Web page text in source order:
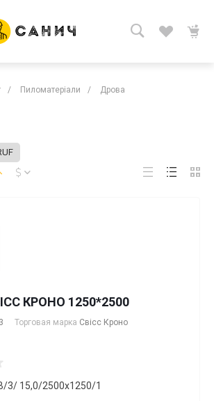
/ Пиломатеріали / Дрова
КРОНО 1250*2500
Торговая марка Свісс Кроно
3/ 15,0/2500х1250/1